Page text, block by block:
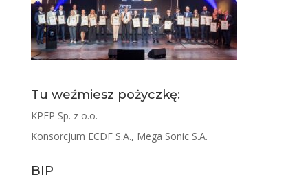
Tu weźmiesz pożyczkę:
KPFP Sp. z o.o.
Konsorcjum ECDF S.A., Mega Sonic S.A.
BIP